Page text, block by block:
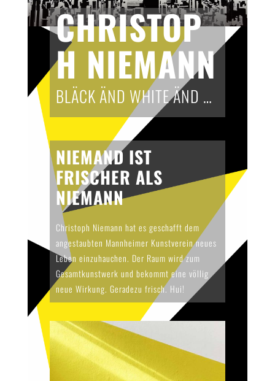
CHRISTOP
H NIEMANN
BLÄCK ÄND WHITE ÄND …
NIEMAND IST
FRISCHER ALS
NIEMANN
Christoph Niemann hat es geschafft dem
angestaubten Mannheimer Kunstverein neues
Leben einzuhauchen. Der Raum wird zum
Gesamtkunstwerk und bekommt eine völlig
neue Wirkung. Geradezu frisch. Hui!